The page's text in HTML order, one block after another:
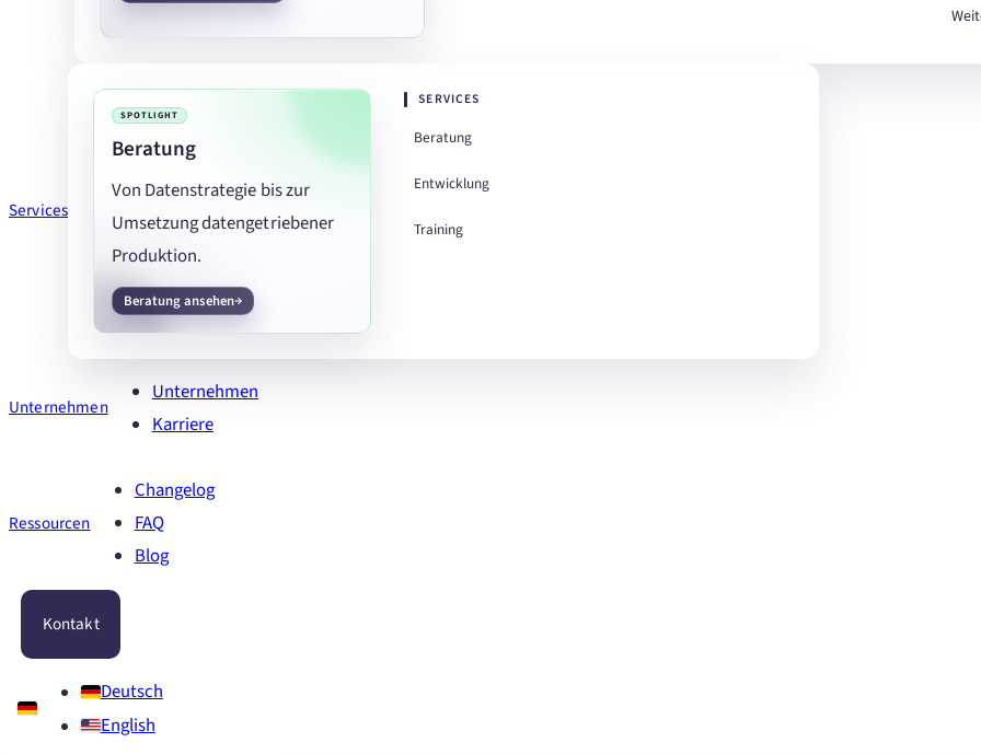
Services
SPOTLIGHT
Beratung
Von Datenstrategie bis zur
Umsetzung datengetriebener
Produktion.
Beratung ansehen
SERVICES
Beratung
Entwicklung
Training
Unternehmen
Unternehmen
Karriere
Ressourcen
Changelog
FAQ
Blog
Kontakt
Deutsch
English